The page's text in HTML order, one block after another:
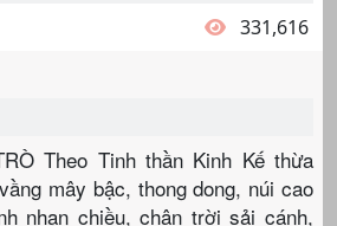
331,616
Theo Tinh thần Kinh Kế thừa
mây bậc, thong dong, núi cao
nhạn chiều, chân trời sải cánh,